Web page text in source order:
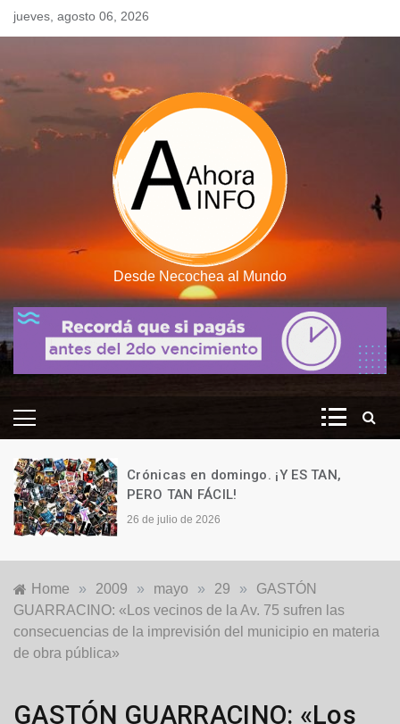
Skipjueves, agosto 06, 2026
Desde Necochea al Mundo
Crónicas en domingo. ¡Y ES TAN,
PERO TAN FÁCIL!
26 de julio de 2026
Home » 2009 » mayo » 29 »
GASTÓN
GUARRACINO: «Los vecinos de la Av. 75 sufren las
consecuencias de la imprevisión del municipio en materia
de obra pública»
Locales
GASTÓN GUARRACINO: «Los